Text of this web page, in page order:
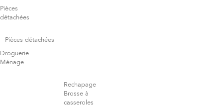
Pièces
détachées
Pièces détachées
Droguerie
Ménage
Rechapage
Brosse à
casseroles